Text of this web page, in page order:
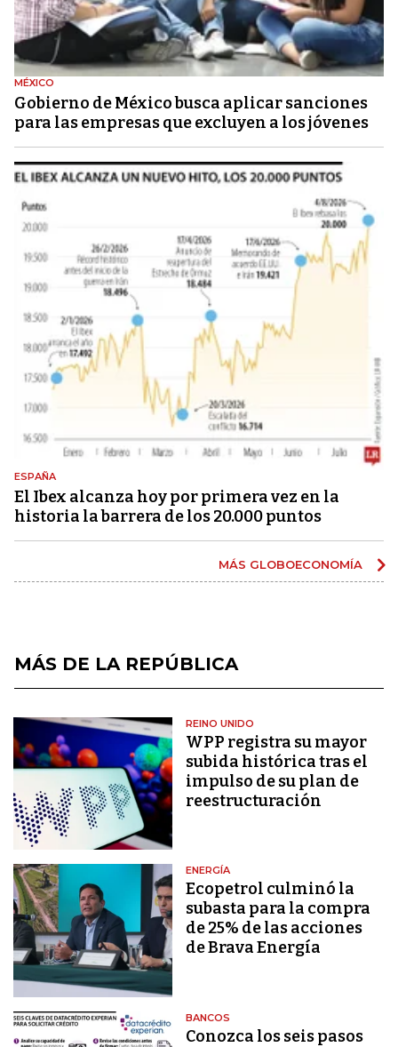
MÉXICO
Gobierno de México busca aplicar sanciones
para las empresas que excluyen a los jóvenes
ESPAÑA
El Ibex alcanza hoy por primera vez en la
historia la barrera de los 20.000 puntos
MÁS GLOBOECONOMÍA
MÁS DE LA REPÚBLICA
REINO UNIDO
WPP registra su mayor
subida histórica tras el
impulso de su plan de
reestructuración
ENERGÍA
Ecopetrol culminó la
subasta para la compra
de 25% de las acciones
de Brava Energía
BANCOS
Conozca los seis pasos